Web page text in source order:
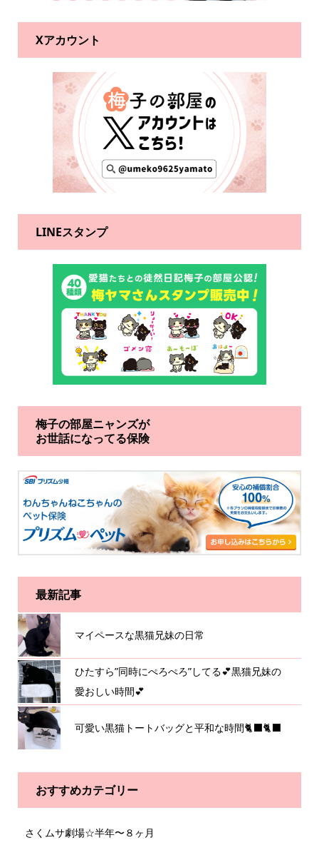
Xアカウント
LINEスタンプ
梅子の部屋ニャンズが
お世話になってる保険
最新記事
マイペースな黒猫兄妹の日常
ひたすら”同時にぺろぺろ”してる💕黒猫兄妹の
愛おしい時間💕
可愛い黒猫トートバッグと平和な時間🐈‍⬛🐈‍⬛
おすすめカテゴリー
さくムサ劇場☆半年〜８ヶ月